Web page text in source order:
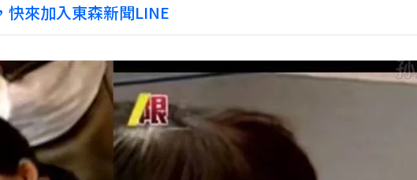
快來加入東森新聞LINE